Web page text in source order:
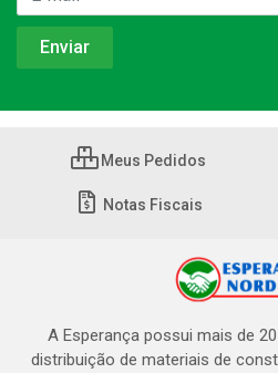
Meus Pedidos
Notas Fiscais
A Esperança possui mais de
distribuição de materiais de